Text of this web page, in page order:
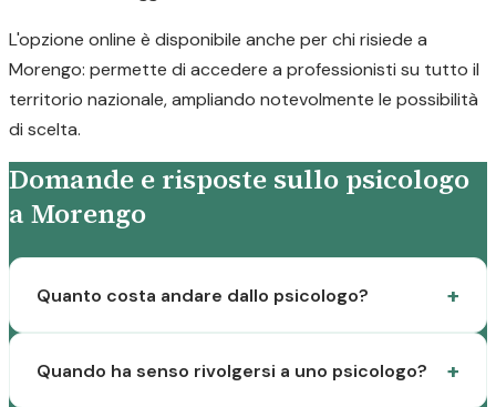
L'opzione online è disponibile anche per chi risiede a
Morengo: permette di accedere a professionisti su tutto il
territorio nazionale, ampliando notevolmente le possibilità
di scelta.
Domande e risposte sullo psicologo
a Morengo
Quanto costa andare dallo psicologo?
Quando ha senso rivolgersi a uno psicologo?